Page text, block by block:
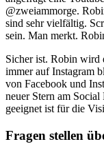
@zweiammorge.
sind sehr vielfältig.
sein. Man merkt.
Sicher ist. Robin wird
immer auf Instagram
von Facebook und
neuer Stern am
geeignet ist für die
Fragen stellen